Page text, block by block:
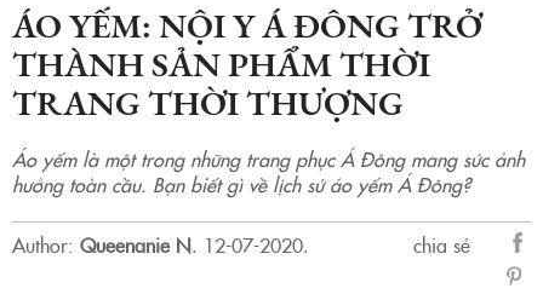
ÁO YẾM: NỘI Y Á ĐÔNG TRỞ
THÀNH SẢN PHẨM THỜI
TRANG THỜI THƯỢNG
Áo yếm là một trong những trang phục Á Đông mang sức ảnh
hưởng toàn cầu. Bạn biết gì về lịch sử áo yếm Á Đông?
Author: Queenanie N. 12-07-2020.
chia sẻ
sẻ